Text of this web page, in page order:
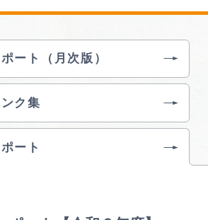
ース
ート
ート（月次版）
ク集